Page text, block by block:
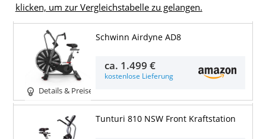
klicken, um zur Vergleichstabelle zu gelangen.
Details & Preise
Schwinn Airdyne AD8
ca. 1.499 €
kostenlose Lieferung
Tunturi 810 NSW Front Kraftstation